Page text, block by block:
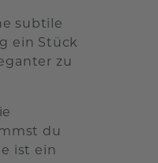
subtile
ein Stück
zu
du
ist ein